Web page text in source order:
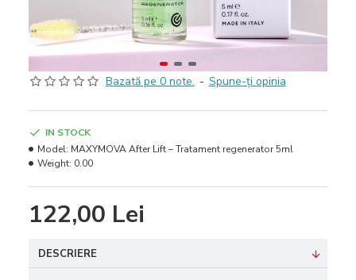
Bazată pe 0 note. - Spune-ţi opinia
122,00 Lei
IN STOCK
Model: MAXYMOVA After Lift – Tratament regenerator 5ml
Weight: 0.00
DESCRIERE